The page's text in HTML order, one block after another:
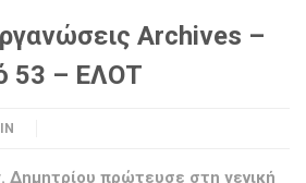
Archives –
53 – ΕΛΟΤ
Δημητρίου πρώτευσε στη γενική